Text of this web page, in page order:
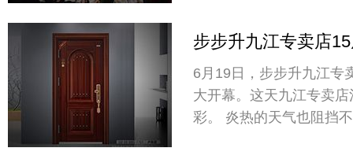
步步升九江专卖店
落幕！（精彩回顾）
6月19日，步步升九江专
大开幕。这天九江专卖
彩。 炎热的天气也阻挡不住消费者的激情参与，